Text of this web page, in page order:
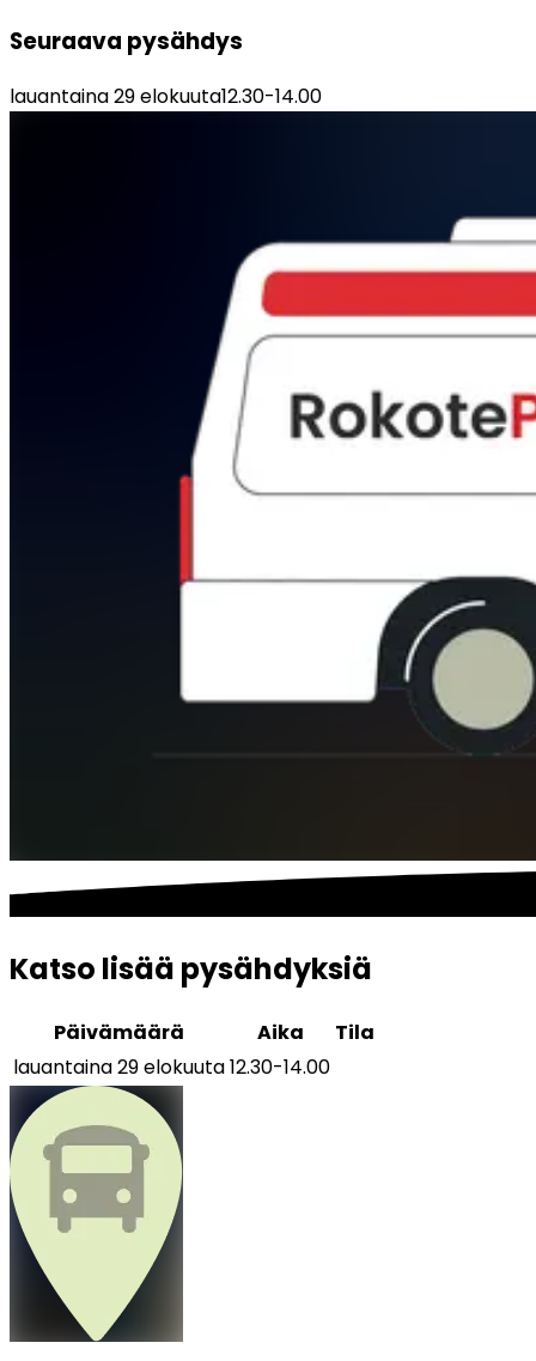
Seuraava pysähdys
lauantaina 29 elokuuta12.30-14.00
Katso lisää pysähdyksiä
Päivämäärä Aika
Tila
lauantaina 29 elokuuta12.30-14.00